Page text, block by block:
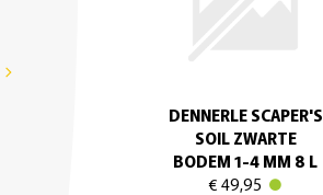
chevron_right
DENNERLE SCAPER'S
SOIL ZWARTE
BODEM 1-4 MM 8 L
€ 49,95